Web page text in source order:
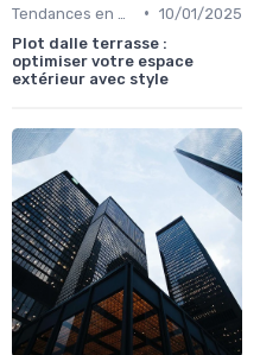
• 10/01/2025
Plot dalle terrasse :
optimiser votre espace
extérieur avec style